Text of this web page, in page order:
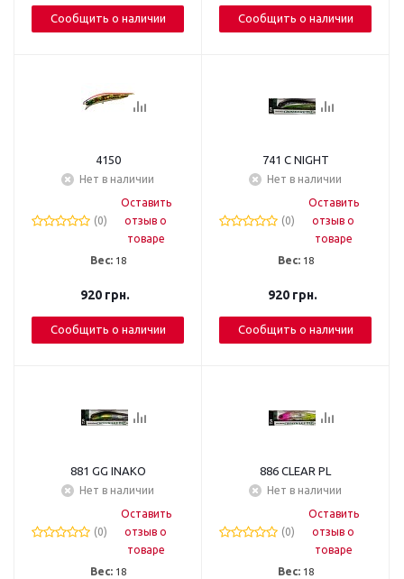
Сообщить о наличии Сообщить о наличии
4150
Нет в наличии
(0)
Оставить
отзыв о
товаре
Вес: 18
920грн.
Сообщить о наличии
741 C NIGHT
Нет в наличии
(0)
Оставить
отзыв о
товаре
Вес: 18
920грн.
Сообщить о наличии
881 GG INAKO
Нет в наличии
(0)
Оставить
отзыв о
товаре
Вес: 18
886 CLEAR PL
Нет в наличии
(0)
Оставить
отзыв о
товаре
Вес: 18